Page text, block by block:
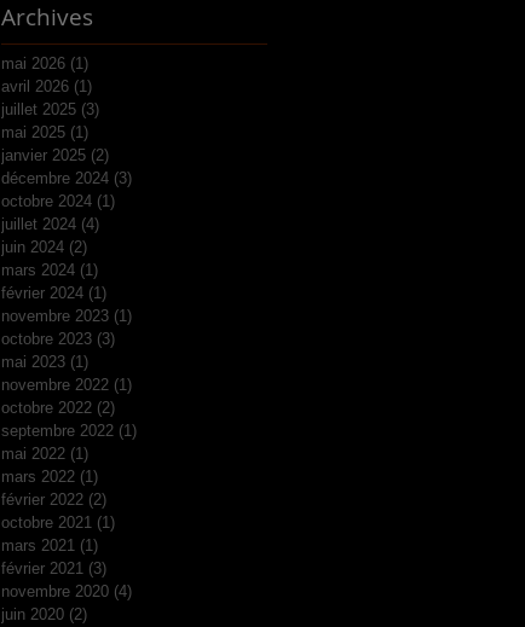
Archives
mai 2026 (1)
avril 2026 (1)
juillet 2025 (3)
mai 2025 (1)
janvier 2025 (2)
décembre 2024 (3)
octobre 2024 (1)
juillet 2024 (4)
juin 2024 (2)
mars 2024 (1)
février 2024 (1)
novembre 2023 (1)
octobre 2023 (3)
mai 2023 (1)
novembre 2022 (1)
octobre 2022 (2)
septembre 2022 (1)
mai 2022 (1)
mars 2022 (1)
février 2022 (2)
octobre 2021 (1)
mars 2021 (1)
février 2021 (3)
novembre 2020 (4)
juin 2020 (2)